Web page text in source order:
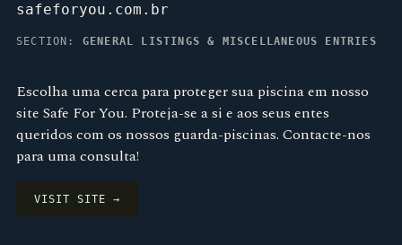
safeforyou.com.br
SECTION: GENERAL LISTINGS & MISCELLANEOUS ENTRIES
Escolha uma cerca para proteger sua piscina em nosso
site Safe For You. Proteja-se a si e aos seus entes
queridos com os nossos guarda-piscinas. Contacte-nos
para uma consulta!
VISIT SITE →